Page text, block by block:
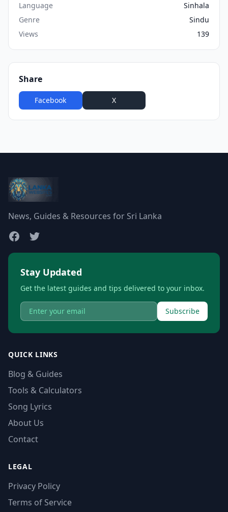
Language
Sinhala
Genre
Sindu
Views
139
Share
Facebook X
News, Guides & Resources for Sri Lanka
Stay Updated
Get the latest guides and tips delivered to your inbox.
Subscribe
QUICK LINKS
Blog & Guides
Tools & Calculators
Song Lyrics
About Us
Contact
LEGAL
Privacy Policy
Terms of Service